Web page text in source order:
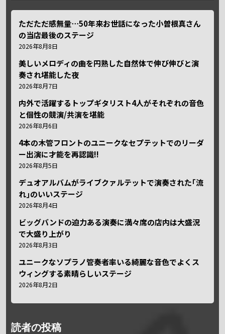
ただただ感無量⋯50年来お世話になった小曽根真さん
の当店最後のステージ
2026年8月8日
美しいメロディの曲を円熟した自然体で伸び伸びと演
奏され堪能した夜
2026年8月7日
内外で活躍するトップギタリスト4人がそれぞれの音色
と個性の競演/共演を堪能
2026年8月6日
4本の木管フロントのユニークなセプテットでのリーダ
ー出演に才能を再認識!!
2026年8月5日
デュオアルバムがライブクァルテットで演奏された｢流
れ｣のいいステージ
2026年8月4日
ビッグバンドの迫力ある演奏に満々席の店内は大盛況
で大盛り上がり
2026年8月3日
ユニークなソプラノ管奏者率いる綺麗な音色でよくス
ウィングする素晴らしいステージ
2026年8月2日
読者の投稿